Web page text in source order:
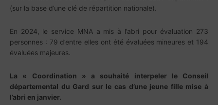
(sur la base d’une clé de répartition nationale).
En 2024, le service MNA a mis à l’abri pour évaluation 273
personnes : 79 d’entre elles ont été évaluées mineures et 194
évaluées majeures.
La « Coordination » a souhaité interpeler le Conseil
départemental du Gard sur le cas d’une jeune fille mise à
l’abri en janvier.